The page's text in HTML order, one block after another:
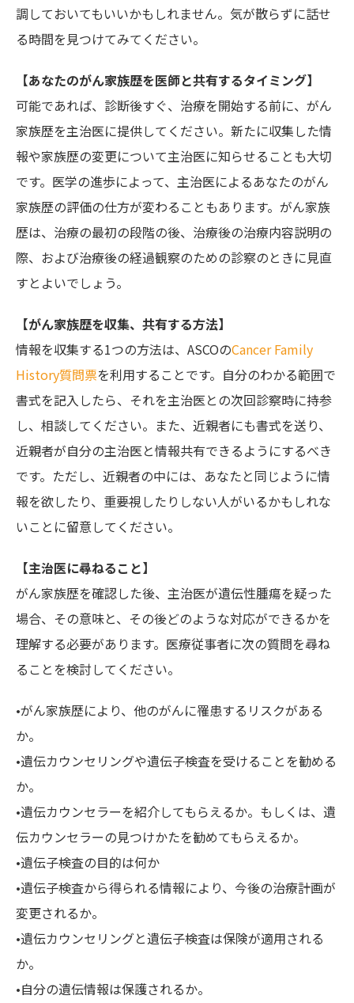
調しておいてもいいかもしれません。気が散らずに話せ
る時間を見つけてみてください。
【あなたのがん家族歴を医師と共有するタイミング】
可能であれば、診断後すぐ、治療を開始する前に、がん
家族歴を主治医に提供してください。新たに収集した情
報や家族歴の変更について主治医に知らせることも大切
です。医学の進歩によって、主治医によるあなたのがん
家族歴の評価の仕方が変わることもあります。がん家族
歴は、治療の最初の段階の後、治療後の治療内容説明の
際、および治療後の経過観察のための診察のときに見直
すとよいでしょう。
【がん家族歴を収集、共有する方法】
情報を収集する1つの方法は、ASCOのCancer Family
History質問票を利用することです。自分のわかる範囲で
書式を記入したら、それを主治医との次回診察時に持参
し、相談してください。また、近親者にも書式を送り、
近親者が自分の主治医と情報共有できるようにするべき
です。ただし、近親者の中には、あなたと同じように情
報を欲したり、重要視したりしない人がいるかもしれな
いことに留意してください。
【主治医に尋ねること】
がん家族歴を確認した後、主治医が遺伝性腫瘍を疑った
場合、その意味と、その後どのような対応ができるかを
理解する必要があります。医療従事者に次の質問を尋ね
ることを検討してください。
•がん家族歴により、他のがんに罹患するリスクがある
か。
•遺伝カウンセリングや遺伝子検査を受けることを勧める
か。
•遺伝カウンセラーを紹介してもらえるか。もしくは、遺
伝カウンセラーの見つけかたを勧めてもらえるか。
•遺伝子検査の目的は何か
•遺伝子検査から得られる情報により、今後の治療計画が
変更されるか。
•遺伝カウンセリングと遺伝子検査は保険が適用される
か。
•自分の遺伝情報は保護されるか。